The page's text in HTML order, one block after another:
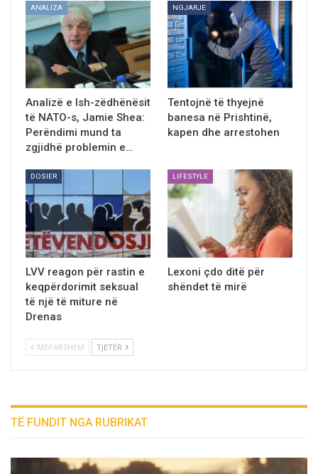
ANALIZA
Analizë e Ish-zëdhënësit
të NATO-s, Jamie Shea:
Perëndimi mund ta
zgjidhë problemin e…
NGJARJE
Tentojnë të thyejnë
banesa në Prishtinë,
kapen dhe arrestohen
DOSIER
LVV reagon për rastin e
keqpërdorimit seksual
të një të miture në
Drenas
LIFESTYLE
Lexoni çdo ditë pёr
shёndet tё mirё
MËPARSHËM TJETËR
TË FUNDIT NGA RUBRIKAT